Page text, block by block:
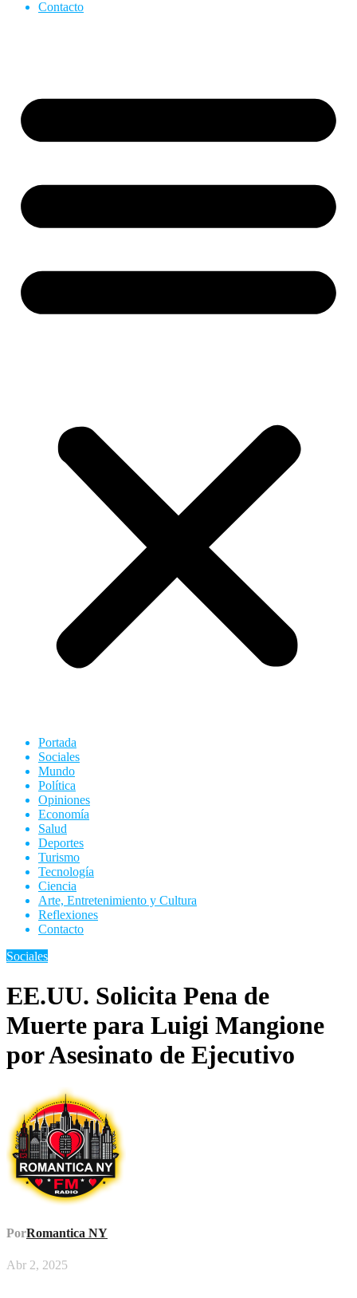
Contacto
Portada
Sociales
Mundo
Política
Opiniones
Economía
Salud
Deportes
Turismo
Tecnología
Ciencia
Arte, Entretenimiento y Cultura
Reflexiones
Contacto
Sociales
EE.UU. Solicita Pena de
Muerte para Luigi Mangione
por Asesinato de Ejecutivo
PorRomantica NY
Abr 2, 2025